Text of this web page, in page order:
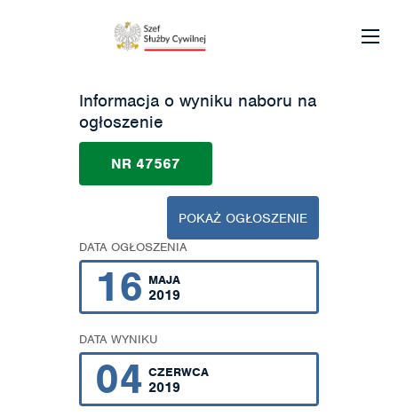
Informacja o wyniku naboru na
ogłoszenie
NR 47567
POKAŻ OGŁOSZENIE
DATA OGŁOSZENIA
16 MAJA
2019
DATA WYNIKU
04 CZERWCA
2019